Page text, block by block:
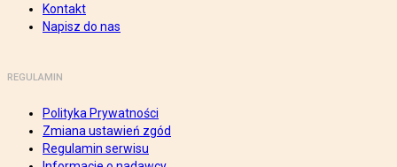
Kontakt
Napisz do nas
REGULAMIN
Polityka Prywatności
Zmiana ustawień zgód
Regulamin serwisu